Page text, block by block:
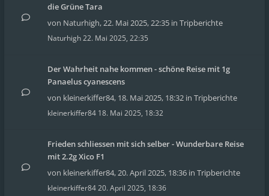
die Grüne Tara
von Naturhigh,22. Mai 2025, 22:35 in Tripberichte
Naturhigh22. Mai 2025, 22:35
Der Wahrheit nahe kommen - schöne Reise mit 1g
Panaelus cyanescens
von kleinerkiffer84, 18. Mai 2025, 18:32 in Tripberichte
kleinerkiffer84 18. Mai 2025, 18:32
Frieden schliessen mit sich selber - Wunderbare Reise
mit 2.2g Xico F1
von kleinerkiffer84,20. April 2025, 18:36 in Tripberichte
kleinerkiffer8420. April 2025, 18:36